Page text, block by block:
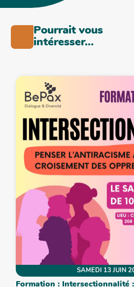
Pourrait vous
intéresser…
SAMEDI 13 JUIN
Formation : Intersectionnalité